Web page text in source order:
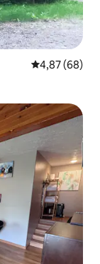
Średnia
4,87 (68)